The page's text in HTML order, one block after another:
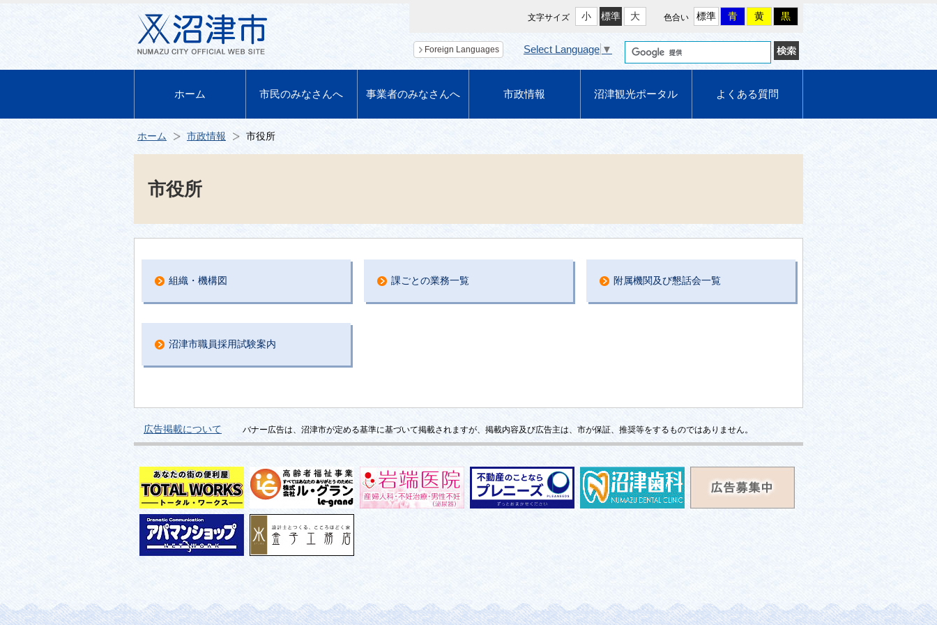
ホーム 市民のみなさんへ 事業者のみなさんへ 市政情報 沼津観光ポータル よくある質問
文字サイズ 小 標準 大 色合い 標準 青 黄 黒
Foreign Languages Select Language ▼
ホーム 市政情報 市役所
市役所
組織・機構図 課ごとの業務一覧 附属機関及び懇話会一覧
沼津市職員採用試験案内
広告掲載について バナー広告は、沼津市が定める基準に基づいて掲載されますが、掲載内容及び広告主は、市が保証、推奨等をするものではありません。